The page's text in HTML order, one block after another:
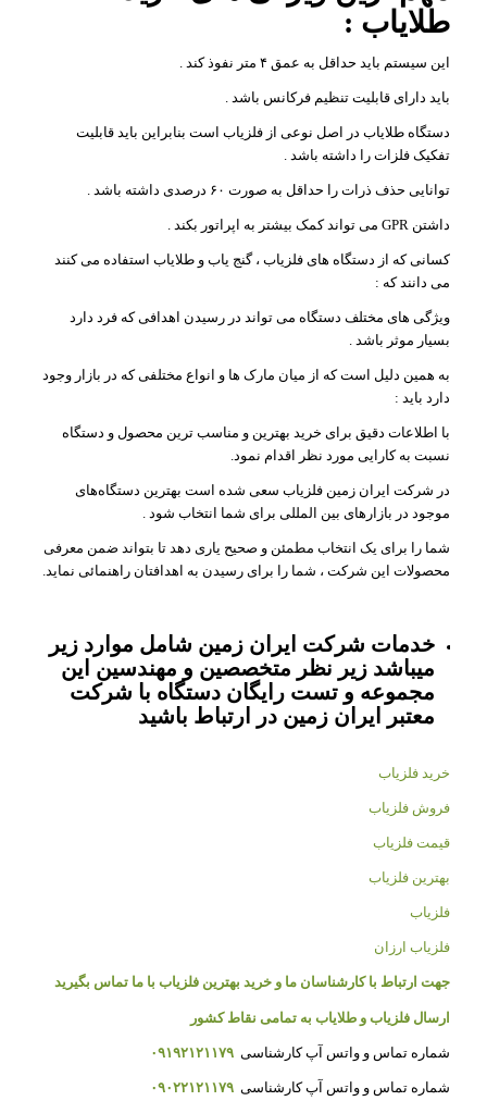
طلایاب :
این سیستم باید حداقل به عمق ۴ متر نفوذ کند .
باید دارای قابلیت تنظیم فرکانس باشد .
دستگاه طلایاب در اصل نوعی از فلزیاب است بنابراین باید قابلیت
تفکیک فلزات را داشته باشد .
توانایی حذف ذرات را حداقل به صورت ۶۰ درصدی داشته باشد .
داشتن GPR می تواند کمک بیشتر به اپراتور بکند .
کسانی که از دستگاه های فلزیاب ، گنج یاب و طلایاب استفاده می کنند
می دانند که :
ویژگی های مختلف دستگاه می تواند در رسیدن اهدافی که فرد دارد
بسیار موثر باشد .
به همین دلیل است که از میان مارک ها و انواع مختلفی که در بازار وجود
دارد باید :
با اطلاعات دقیق برای خرید بهترین و مناسب ترین محصول و دستگاه
نسبت به کارایی مورد نظر اقدام نمود.
در شرکت ایران زمین فلزیاب سعی شده است بهترین دستگاه‌های
موجود در بازار‌های بین المللی برای شما انتخاب شود .
شما را برای یک انتخاب مطمئن و صحیح یاری دهد تا بتواند ضمن معرفی
محصولات این شرکت ، شما را برای رسیدن به اهدافتان راهنمائی نماید.
خدمات شرکت ایران زمین شامل موارد زیر
میباشد زیر نظر متخصصین و مهندسین این
مجموعه و تست رایگان دستگاه با شرکت
معتبر ایران زمین در ارتباط باشید
خرید فلزیاب
فروش فلزیاب
قیمت فلزیاب
بهترین فلزیاب
فلزیاب
فلزیاب ارزان
جهت ارتباط با کارشناسان ما و خرید بهترین فلزیاب با ما تماس بگیرید
ارسال فلزیاب و طلایاب به تمامی نقاط کشور
شماره تماس و واتس آپ کارشناسی ۰۹۱۹۲۱۲۱۱۷۹
شماره تماس و واتس آپ کارشناسی ۰۹۰۲۲۱۲۱۱۷۹